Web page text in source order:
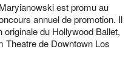
est promu au
annuel de promotion. Il
du Hollywood Ballet,
Theatre de Downtown Los